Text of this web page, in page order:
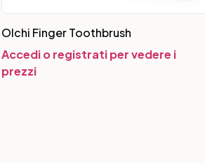
Olchi Finger Toothbrush
Accedi o registrati per vedere i
prezzi